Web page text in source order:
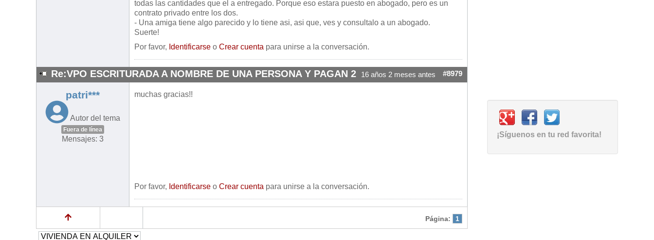
todas las cantidades que el a entregado. Porque eso estara puesto en abogado, pero es un
contrato privado entre los dos.
- Una amiga tiene algo parecido y lo tiene asi, asi que, ves y consultalo a un abogado.
Suerte!
Por favor, Identificarse o Crear cuenta para unirse a la conversación.
Re:VPO ESCRITURADA A NOMBRE DE UNA PERSONA Y PAGAN 2 16 años 2 meses antes #8979
patri***
Autor del tema
Fuera de línea
Mensajes: 3
muchas gracias!!
Por favor, Identificarse o Crear cuenta para unirse a la conversación.
Página: 1
¡Síguenos en tu red favorita!